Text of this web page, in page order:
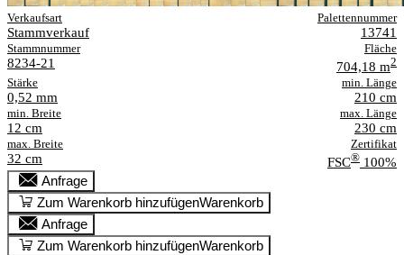
Verkaufsart
Stammverkauf
Palettennummer
13741
Stammnummer
8234-21
Fläche
704,18 m2
Stärke
0,52 mm
min. Länge
210 cm
min. Breite
12 cm
max. Länge
230 cm
max. Breite
32 cm
Zertifikat
FSC® 100%
Anfrage
Zum Warenkorb hinzufügenWarenkorb
Anfrage
Zum Warenkorb hinzufügenWarenkorb